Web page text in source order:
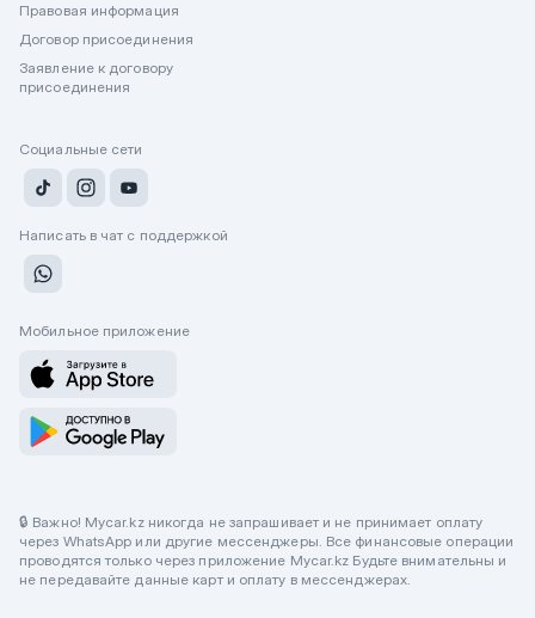
Правовая информация
Договор присоединения
Заявление к договору
присоединения
Социальные сети
Написать в чат с поддержкой
Мобильное приложение
🔒 Важно! Mycar.kz никогда не запрашивает и не принимает оплату
через WhatsApp или другие мессенджеры. Все финансовые операции
проводятся только через приложение Mycar.kz Будьте внимательны и
не передавайте данные карт и оплату в мессенджерах.